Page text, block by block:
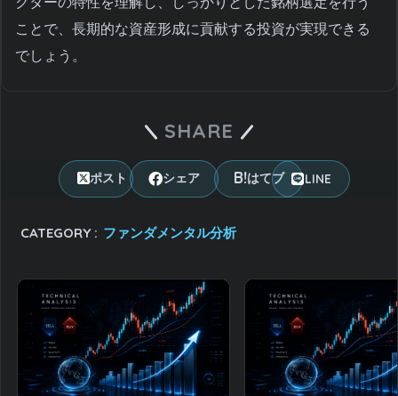
ことで、長期的な資産形成に貢献する投資が実現できる
でしょう。
SHARE
ポスト シェア はてブ LINE
CATEGORY : ファンダメンタル分析